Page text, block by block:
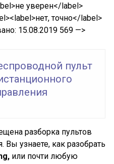
уверен</label>
точно</label>
15.08.2019 569 —>
пульт
разборка пультов
Вы узнаете, как разобрать
или почти любую